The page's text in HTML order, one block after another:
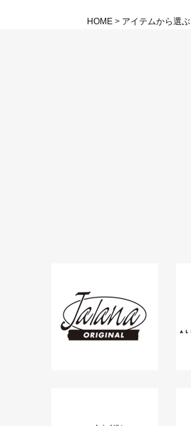
HOME アイテムから選ぶ